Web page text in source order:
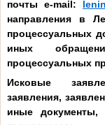
почтыe-mail:
направления в
процессуальных
иных
процессуальных
Исковые
заявления,
иные